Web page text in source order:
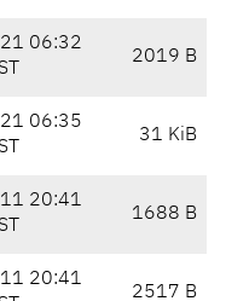
06:32
2019 B
06:35
31 KiB
20:41
1688 B
20:41
2517 B